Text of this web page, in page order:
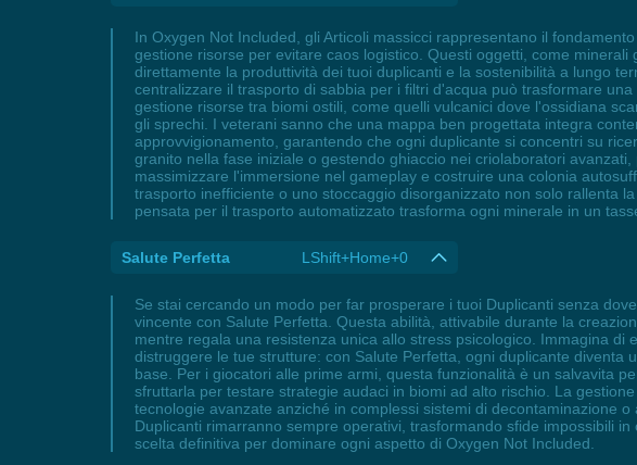
In Oxygen Not Included, gli Articoli massicci rappresentano il
gestione risorse per evitare caos logistico. Questi oggetti, come
direttamente la produttività dei tuoi duplicanti e la sostenibilità a lungo
centralizzare il trasporto di sabbia per i filtri d'acqua può trasformare
gestione risorse tra biomi ostili, come quelli vulcanici dove l'ossidiana
gli sprechi. I veterani sanno che una mappa ben progettata integra
approvvigionamento, garantendo che ogni duplicante si concentri su
granito nella fase iniziale o gestendo ghiaccio nei criolaboratori
massimizzare l'immersione nel gameplay e costruire una colonia
trasporto inefficiente o uno stoccaggio disorganizzato non solo rallenta
pensata per il trasporto automatizzato trasforma ogni minerale in un
Salute Perfetta LShift+Home+0
Se stai cercando un modo per far prosperare i tuoi Duplicanti senza
vincente con Salute Perfetta. Questa abilità, attivabile durante la
mentre regala una resistenza unica allo stress psicologico. Immagina
distruggere le tue strutture: con Salute Perfetta, ogni duplicante
base. Per i giocatori alle prime armi, questa funzionalità è un salvavita
sfruttarla per testare strategie audaci in biomi ad alto rischio. La
tecnologie avanzate anziché in complessi sistemi di decontaminazione
Duplicanti rimarranno sempre operativi, trasformando sfide impossibili
scelta definitiva per dominare ogni aspetto di Oxygen Not Included.